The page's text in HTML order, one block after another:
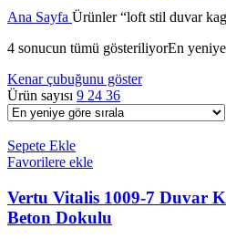
Ana Sayfa Ürünler “loft stil duvar
4 sonucun tümü gösteriliyorEn yeniye
Kenar çubuğunu göster
Ürün sayısı 9 24 36
Sepete Ekle
Favorilere ekle
Vertu Vitalis 1009-7 Duvar
Beton Dokulu